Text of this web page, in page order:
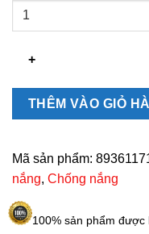
Kem
MQ
Protection
Chính
Hãng
số
THÊM VÀO GIỎ
Mã sản phẩm:
nắng, Chống nắng
100% sản phẩm